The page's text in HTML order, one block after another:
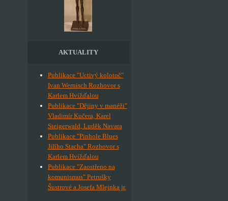
AKTUALITY
Publikace "Uctivý kolotoč"
Ivan Wernisch Rozhovor s
Karlem Hvížďalou
Publikace "Dějiny v manéži"
Vladimír Kučera, Karel
Steigerwald, Luděk Navara
Publikace "Pinhole Blues
Jiřího Stacha" Rozhovor s
Karlem Hvížďalou
Publikace "Zaostřeno na
komunismus" Petrušky
Šustrové a Josefa Mlejnka jr.